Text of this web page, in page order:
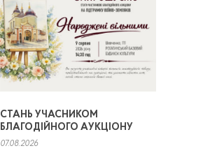
СТАНЬ УЧАСНИКОМ
БЛАГОДІЙНОГО АУКЦІОНУ
07.08.2026